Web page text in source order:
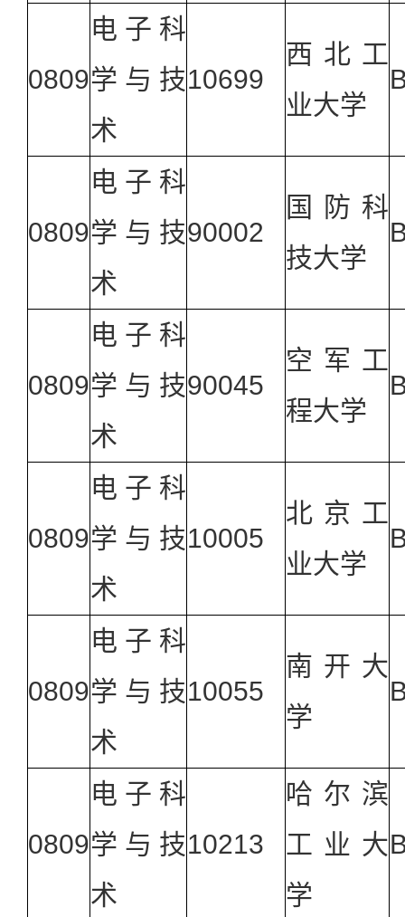
0809
电子科
学与技
术
10699
西北工
业大学
0809
电子科
学与技
术
90002
国防科
技大学
0809
电子科
学与技
术
90045
空军工
程大学
0809
电子科
学与技
术
10005
北京工
业大学
0809
电子科
学与技
术
10055
南开大
学
0809
电子科
学与技
术
10213
哈尔滨
工业大
学